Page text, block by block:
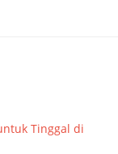
Tinggal di